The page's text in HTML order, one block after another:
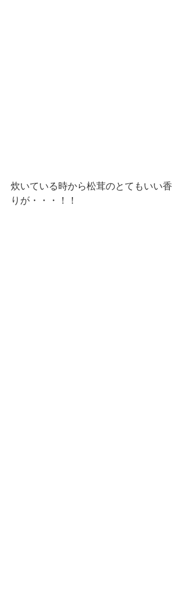
炊いている時から松茸のとてもいい香
りが・・・！！